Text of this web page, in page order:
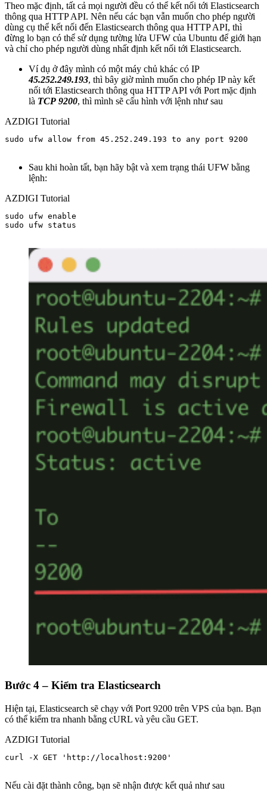
Theo mặc định, tất cả mọi người đều có thể kết nối tới Elasticsearch
thông qua HTTP API. Nên nếu các bạn vẫn muốn cho phép người
dùng cụ thể kết nối đến Elasticsearch thông qua HTTP API, thì
đừng lo bạn có thể sử dụng tường lửa UFW của Ubuntu để giới hạn
và chỉ cho phép người dùng nhất định kết nối tới Elasticsearch.
Ví dụ ở đây mình có một máy chủ khác có IP
45.252.249.193, thì bây giờ mình muốn cho phép IP này kết
nối tới Elasticsearch thông qua HTTP API với Port mặc định
là TCP 9200, thì mình sẽ cấu hình với lệnh như sau
AZDIGI Tutorial
sudo ufw allow from 45.252.249.193 to any port 9200
Sau khi hoàn tất, bạn hãy bật và xem trạng thái UFW bằng
lệnh:
AZDIGI Tutorial
sudo ufw enable
sudo ufw status
Bước 4 – Kiểm tra Elasticsearch
Hiện tại, Elasticsearch sẽ chạy với Port 9200 trên VPS của bạn. Bạn
có thể kiểm tra nhanh bằng cURL và yêu cầu GET.
AZDIGI Tutorial
curl -X GET 'http://localhost:9200'
Nếu cài đặt thành công, bạn sẽ nhận được kết quả như sau